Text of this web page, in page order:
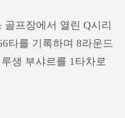
프장에서 열린 Q시리
타를 기록하며 8라운드
생 부샤르를 1타차로